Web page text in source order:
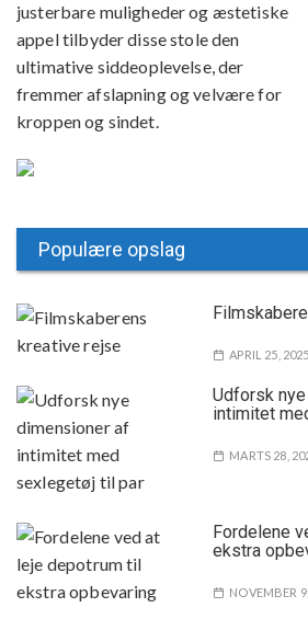
justerbare muligheder og æstetiske
appel tilbyder disse stole den
ultimative siddeoplevelse, der
fremmer afslapning og velvære for
kroppen og sindet.
Populære opslag
APRIL 25, 2025
Udforsk
intimitet
MARTS 28,
Fordelene
ekstra
NOVEMBER